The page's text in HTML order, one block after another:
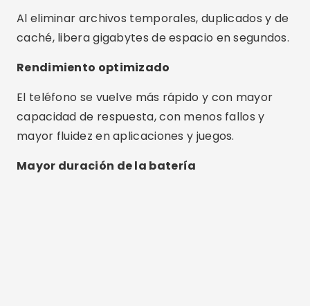
Al eliminar archivos temporales, duplicados y de
caché, libera gigabytes de espacio en segundos.
Rendimiento optimizado
El teléfono se vuelve más rápido y con mayor
capacidad de respuesta, con menos fallos y
mayor fluidez en aplicaciones y juegos.
Mayor duración de la batería